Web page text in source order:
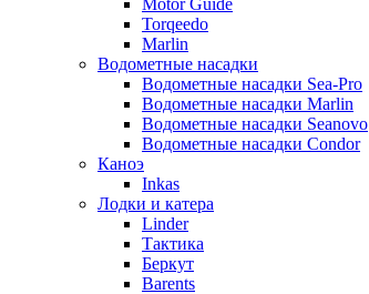
Motor Guide
Torqeedo
Marlin
Водометные насадки
Водометные насадки Sea-Pro
Водометные насадки Marlin
Водометные насадки Seanovo
Водометные насадки Condor
Каноэ
Inkas
Лодки и катера
Linder
Тактика
Беркут
Barents